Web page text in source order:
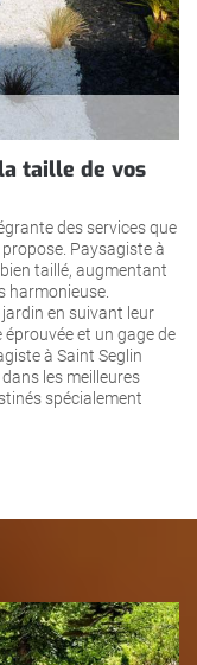
taille de vos
des services que
Paysagiste à
taillé, augmentant
harmonieuse.
en suivant leur
et un gage de
à Saint Seglin
les meilleures
spécialement